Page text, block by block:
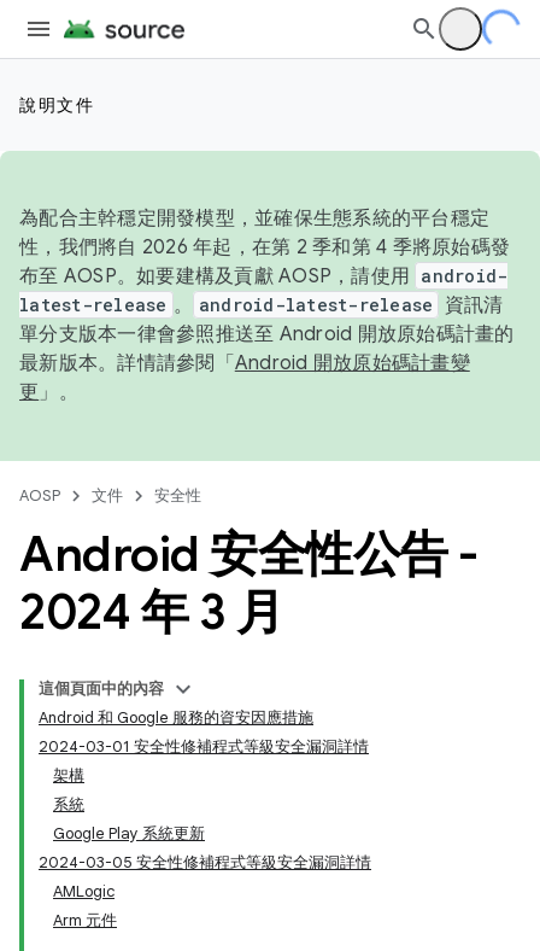
說明文件
為配合主幹穩定開發模型，並確保生態系統的平台穩定
性，我們將自 2026 年起，在第 2 季和第 4 季將原始碼發
布至 AOSP。如要建構及貢獻 AOSP，請使用 android-
latest-release 。 android-latest-release
資訊清
單分支版本一律會參照推送至 Android 開放原始碼計畫的
最新版本。詳情請參閱「 Android 開放原始碼計畫變
更 」。
AOSP 文件 安全性
Android 安全性公告 -
2024 年 3 月
這個頁面中的內容
Android 和 Google 服務的資安因應措施
2024-03-01 安全性修補程式等級安全漏洞詳情
架構
系統
Google Play 系統更新
2024-03-05 安全性修補程式等級安全漏洞詳情
AMLogic
Arm 元件